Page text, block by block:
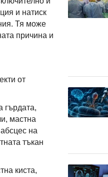
и натиск
Тя може
причина и
от
гърдата,
мастна
на
тъкан
киста,